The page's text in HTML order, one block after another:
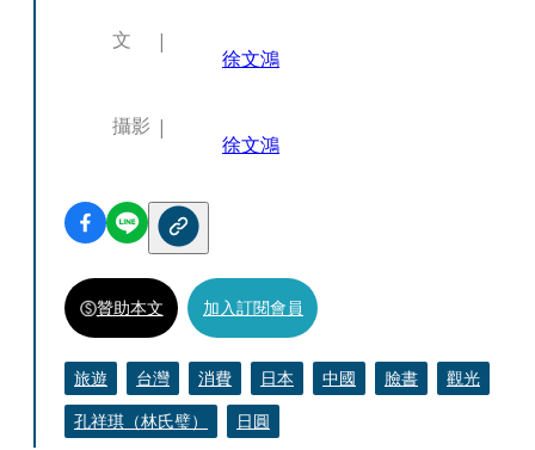
文
徐文鴻
攝影
徐文鴻
贊助本文 加入訂閱會員
旅遊 台灣 消費 日本 中國 臉書
觀光
孔祥琪（林氏璧）
日圓